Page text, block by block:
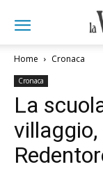
Home Cronaca
Cronaca
La